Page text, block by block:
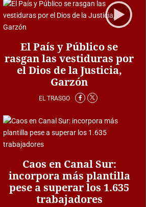
El País y Público se
rasgan las vestiduras por
el Dios de la Justicia,
Garzón
EL TRASGO
Caos en Canal Sur:
incorpora más plantilla
pese a superar los 1.635
trabajadores